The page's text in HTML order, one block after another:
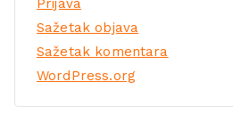
Sažetak objava
Sažetak komentara
WordPress.org